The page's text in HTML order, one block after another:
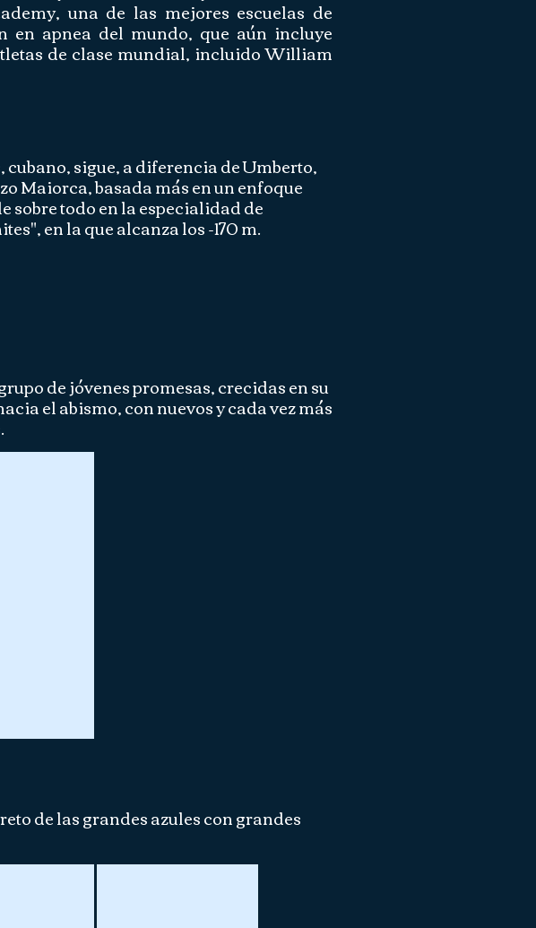
una de las mejores escuelas de
en apnea del mundo, que aún incluye
de clase mundial, incluido William
sigue, a diferencia de Umberto,
Maiorca, basada más en un enfoque
sobre todo en la especialidad de
en la que alcanza los -170 m.
de jóvenes promesas, crecidas en su
el abismo, con nuevos y cada vez más
de las grandes azules con grandes